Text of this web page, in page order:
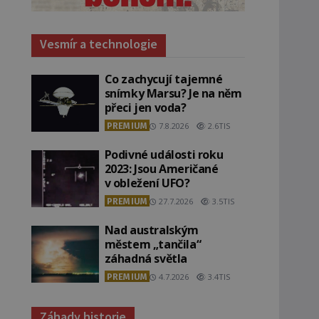
Vesmír a technologie
Co zachycují tajemné
snímky Marsu? Je na něm
přeci jen voda?
PREMIUM 7.8.2026 2.6TIS
Podivné události roku
2023: Jsou Američané
v obležení UFO?
PREMIUM 27.7.2026 3.5TIS
Nad australským
městem „tančila“
záhadná světla
PREMIUM 4.7.2026 3.4TIS